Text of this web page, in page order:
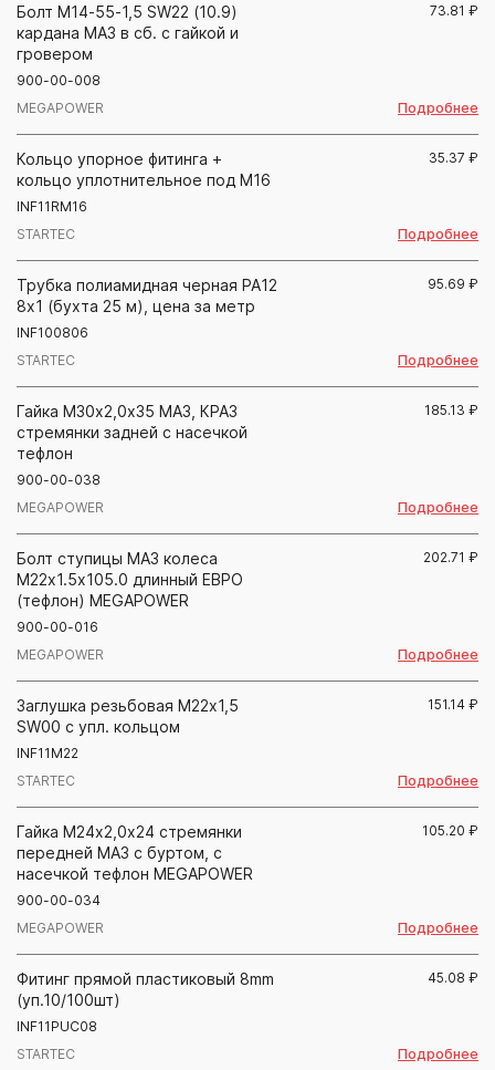
Болт М14-55-1,5 SW22 (10.9)
кардана МАЗ в сб. с гайкой и
гровером
900-00-008
MEGAPOWER
73.81 ₽
Подробнее
Кольцо упорное фитинга +
кольцо уплотнительное под М16
INF11RM16
STARTEC
35.37 ₽
Подробнее
Трубка полиамидная черная PA12
8х1 (бухта 25 м), цена за метр
INF100806
STARTEC
95.69 ₽
Подробнее
Гайка М30х2,0х35 МАЗ, КРАЗ
стремянки задней с насечкой
тефлон
900-00-038
MEGAPOWER
185.13 ₽
Подробнее
Болт ступицы МАЗ колеса
М22х1.5х105.0 длинный ЕВРО
(тефлон) MEGAPOWER
900-00-016
MEGAPOWER
202.71 ₽
Подробнее
Заглушка резьбовая М22х1,5
SW00 с упл. кольцом
INF11M22
STARTEC
151.14 ₽
Подробнее
Гайка М24х2,0х24 стремянки
передней МАЗ с буртом, с
насечкой тефлон MEGAPOWER
900-00-034
MEGAPOWER
105.20 ₽
Подробнее
Фитинг прямой пластиковый 8mm
(уп.10/100шт)
INF11PUC08
STARTEC
45.08 ₽
Подробнее